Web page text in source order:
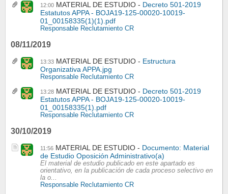
12:00 MATERIAL DE ESTUDIO
Decreto 501-2019
Estatutos APPA - BOJA19-125-00020-10019-
01_00158335(1)(1).pdf
Responsable Reclutamiento CR
08/11/2019
13:33 MATERIAL DE ESTUDIO
Estructura
Organizativa APPA.jpg
Responsable Reclutamiento CR
13:28 MATERIAL DE ESTUDIO
Decreto 501-2019
Estatutos APPA - BOJA19-125-00020-10019-
01_00158335(1).pdf
Responsable Reclutamiento CR
30/10/2019
11:56 MATERIAL DE ESTUDIO
Documento: Material
de Estudio Oposición Administrativo(a)
El material de estudio publicado en este apartado es
orientativo, en la publicación de cada proceso selectivo en
la o...
Responsable Reclutamiento CR